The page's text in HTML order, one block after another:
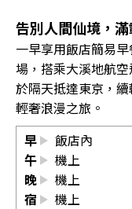
告別人間仙境，
一早享用飯店簡易
場，搭乘大溪地航
於隔天抵達東京，
輕奢浪漫之旅。
早
飯店內
午
機上
晚
機上
宿
機上